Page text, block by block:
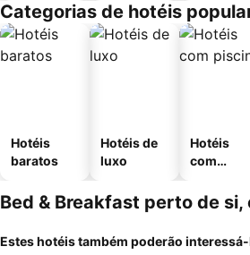
Categorias de hotéis
Hotéis
baratos
Hotéis de
luxo
Hotéis
com
Bed & Breakfast perto de si,
Estes hotéis também poderão